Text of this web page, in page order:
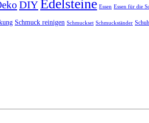
DIYEdelsteine Essen Essen für die
Schmuck reinigen Schmuckset Schmuckständer